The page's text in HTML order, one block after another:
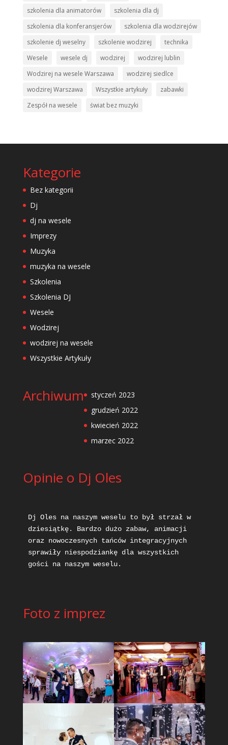
szkolenia dla animatorów
szkolenia dla dj
szkolenia dla konferansjerów
szkolenia dla wodzirejów
szkolenie dj weselny
szkolenie wodzirej
technika
Wesele
wesele dj wodzirej
wodzirej lublin
Wodzirej na wesele Warszawa
wodzirej siedlce
wodzirej Warszawa
Wszystkie artykuły
zabawki
Zespół na wesele
świat bez muzyki
Kategorie
Bez kategorii
Dj
dj na wesele
Imprezy
Muzyka
muzyka na wesele
Szkolenia
Szkolenia DJ
Wesele
Wodzirej
wodzirej na wesele
Wszystkie Artykuły
Archiwum
styczeń 2023
grudzień 2022
kwiecień 2022
marzec 2022
Opinie o Dj Oles
Dj Oles na naszym weselu to był strzał w
dziesiątkę. Bardzo dużo zabaw, animacji
oraz nowoczesnych tańców integracyjnych
sprawiły niespodziankę dla wszystkich
gości na naszym weselu.
Foto z imprez